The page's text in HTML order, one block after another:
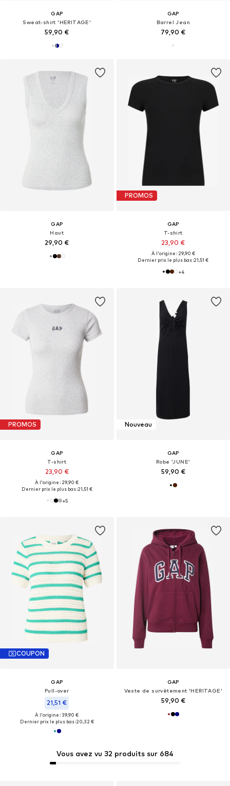
GAP
Sweat-shirt 'HERITAGE'
59,90 €
GAP
Barrel Jean
79,90 €
GAP
Haut
29,90 €
PROMOS
GAP
T-shirt
23,90 €
À l'origine : 29,90 €
Dernier prix le plus bas :21,51 €
+4
Vous avez vu 32 produits sur 684
PROMOS
GAP
T-shirt
23,90 €
À l'origine : 29,90 €
Dernier prix le plus bas :21,51 €
+5
Nouveau
GAP
Robe 'JUNE'
59,90 €
COUPON
GAP
Pull-over
21,51 €
À l'origine : 39,90 €
Dernier prix le plus bas :20,32 €
GAP
Veste de survêtement 'HERITAGE'
59,90 €